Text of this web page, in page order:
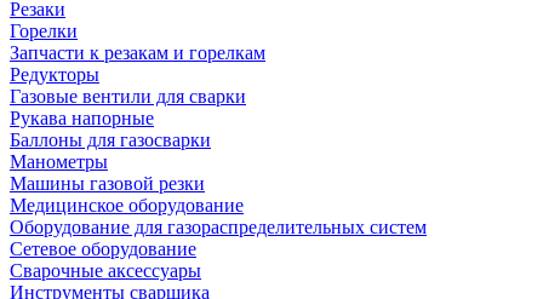
Резаки
Горелки
Запчасти к резакам и горелкам
Редукторы
Газовые вентили для сварки
Рукава напорные
Баллоны для газосварки
Манометры
Машины газовой резки
Медицинское оборудование
Оборудование для газораспределительных систем
Сетевое оборудование
Сварочные аксессуары
Инструменты сварщика